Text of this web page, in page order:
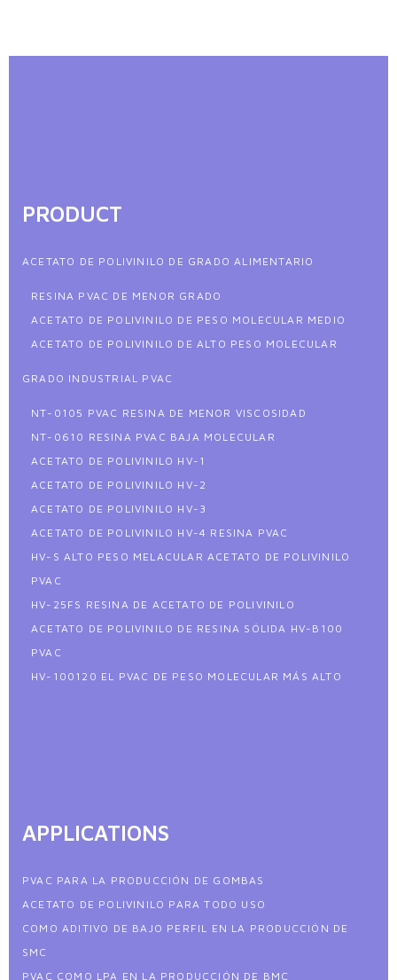
PRODUCT
ACETATO DE POLIVINILO DE GRADO ALIMENTARIO
RESINA PVAC DE MENOR GRADO
ACETATO DE POLIVINILO DE PESO MOLECULAR MEDIO
ACETATO DE POLIVINILO DE ALTO PESO MOLECULAR
GRADO INDUSTRIAL PVAC
NT-0105 PVAC RESINA DE MENOR VISCOSIDAD
NT-0610 RESINA PVAC BAJA MOLECULAR
ACETATO DE POLIVINILO HV-1
ACETATO DE POLIVINILO HV-2
ACETATO DE POLIVINILO HV-3
ACETATO DE POLIVINILO HV-4 RESINA PVAC
HV-S ALTO PESO MELACULAR ACETATO DE POLIVINILO
PVAC
HV-25FS RESINA DE ACETATO DE POLIVINILO
ACETATO DE POLIVINILO DE RESINA SÓLIDA HV-B100
PVAC
HV-100120 EL PVAC DE PESO MOLECULAR MÁS ALTO
APPLICATIONS
PVAC PARA LA PRODUCCIÓN DE GOMBAS
ACETATO DE POLIVINILO PARA TODO USO
COMO ADITIVO DE BAJO PERFIL EN LA PRODUCCIÓN DE
SMC
PVAC COMO LPA EN LA PRODUCCIÓN DE BMC